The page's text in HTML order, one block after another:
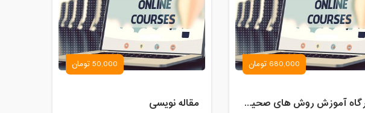
680,000 تومان
کارگاه آموزش روش های صحیح درس خواندن همراه با یادگیری بدون فراموشی
50,000 تومان
مقاله نویسی